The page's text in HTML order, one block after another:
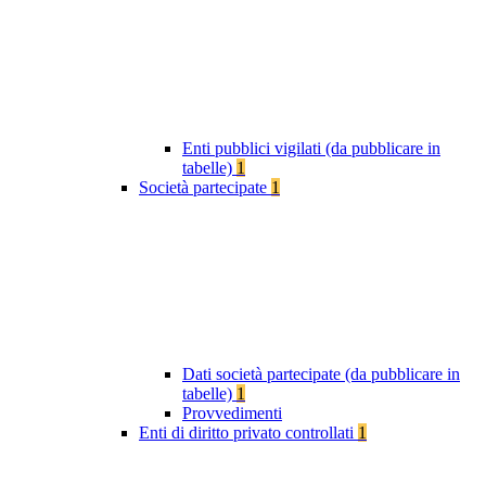
Enti pubblici vigilati (da pubblicare in
tabelle) 1
Società partecipate 1
Dati società partecipate (da pubblicare in
tabelle) 1
Provvedimenti
Enti di diritto privato controllati 1